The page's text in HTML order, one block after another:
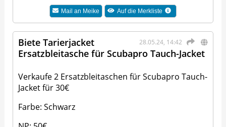
Mail an Meike Auf die Merkliste
28.05.24, 14:42
Biete Tarierjacket
Ersatzbleitasche für Scubapro Tauch-Jacket
Verkaufe 2 Ersatzbleitaschen für Scubapro Tauch-
Jacket für 30€
Farbe: Schwarz